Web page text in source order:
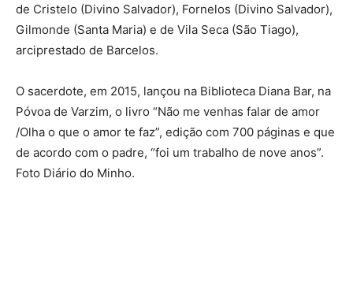
de Cristelo (Divino Salvador), Fornelos (Divino Salvador),
Gilmonde (Santa Maria) e de Vila Seca (São Tiago),
arciprestado de Barcelos.
O sacerdote, em 2015, lançou na Biblioteca Diana Bar, na
Póvoa de Varzim, o livro “Não me venhas falar de amor
/Olha o que o amor te faz”, edição com 700 páginas e que
de acordo com o padre, “foi um trabalho de nove anos”.
Foto Diário do Minho.